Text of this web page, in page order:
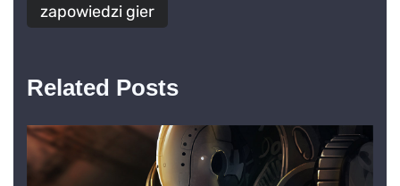
zapowiedzi gier
Related Posts